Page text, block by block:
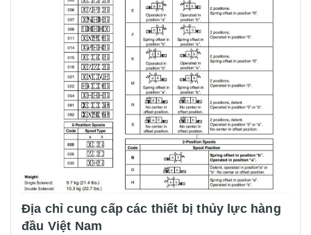
Địa chỉ cung cấp các thiết bị thủy lực hàng
đầu Việt Nam